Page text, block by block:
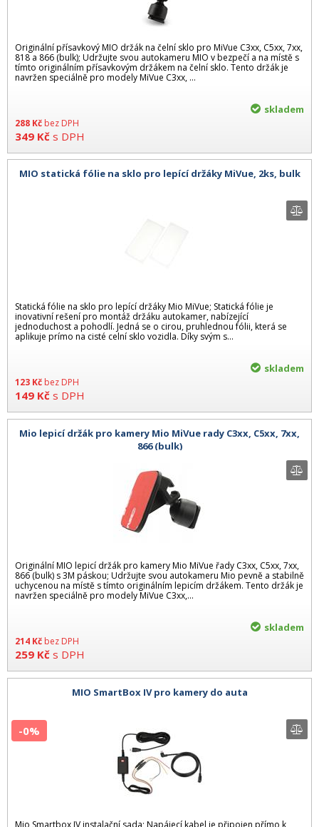
Originální přísavkový MIO držák na čelní sklo pro MiVue C3xx, C5xx, 7xx,
818 a 866 (bulk); Udržujte svou autokameru MIO v bezpečí a na místě s
tímto originálním přísavkovým držákem na čelní sklo. Tento držák je
navržen speciálně pro modely MiVue C3xx, ...
288 Kč bez DPH
349 Kč s DPH
skladem
MIO statická fólie na sklo pro lepící držáky MiVue, 2ks, bulk
Statická fólie na sklo pro lepící držáky Mio MiVue; Statická fólie je
inovativní rešení pro montáž držáku autokamer, nabízející
jednoduchost a pohodlí. Jedná se o cirou, pruhlednou fólii, která se
aplikuje prímo na cisté celní sklo vozidla. Díky svým s...
123 Kč bez DPH
149 Kč s DPH
skladem
Mio lepicí držák pro kamery Mio MiVue rady C3xx, C5xx, 7xx,
866 (bulk)
Originální MIO lepicí držák pro kamery Mio MiVue řady C3xx, C5xx, 7xx,
866 (bulk) s 3M páskou; Udržujte svou autokameru Mio pevně a stabilně
uchycenou na místě s tímto originálním lepicím držákem. Tento držák je
navržen speciálně pro modely MiVue C3xx,...
214 Kč bez DPH
259 Kč s DPH
skladem
MIO SmartBox IV pro kamery do auta
-0%